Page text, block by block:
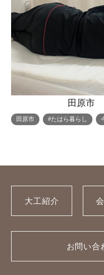
田原市
田原市 #たはら暮らし
大工紹介
お問い合